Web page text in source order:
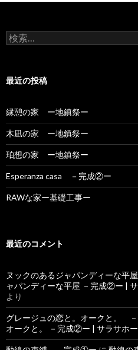
検
索:
最近の投稿
縁憩の家 ー地鎮祭ー
木凪の家 ー地鎮祭ー
珀想の家 ー地鎮祭ー
Esperanza casa －完成②ー
RAWな家ー基礎工事ー
最近のコメント
ヌックのあるジャパンディーな
ャパンディーな平屋 －完成②ー |
より
グレージュの恋と。オークと。
オークと。 －完成②ー | サラサホ